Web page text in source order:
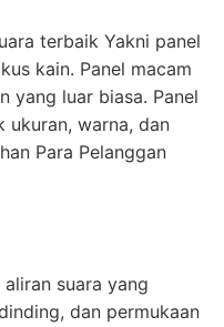
terbaik Yakni panel
kain. Panel macam
yang luar biasa. Panel
ukuran, warna, dan
Para Pelanggan
suara yang
dan permukaan